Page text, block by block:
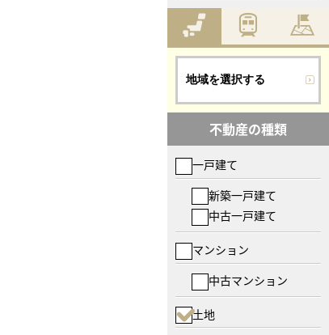
地域を選択する
不動産の種類
一戸建て
新築一戸建て
中古一戸建て
マンション
中古マンション
土地